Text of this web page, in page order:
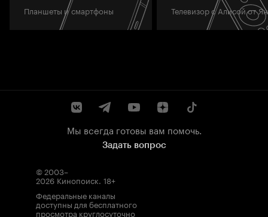
Планшеты и смартфоны Телевизор с Алисой от
Мы всегда готовы вам помочь.
Задать вопрос
© 2003–
2026 Кинопоиск. 18+
Федеральные каналы
доступны для бесплатного
просмотра круглосуточно